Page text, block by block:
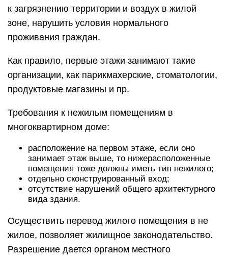
к загрязнению территории и воздух в жилой
зоне, нарушить условия нормального
проживания граждан.
Как правило, первые этажи занимают такие
организации, как парикмахерские, стоматологии,
продуктовые магазины и пр.
Требования к нежилым помещениям в
многоквартирном доме:
расположение на первом этаже, если оно
занимает этаж выше, то нижерасположенные
помещения тоже должны иметь тип нежилого;
отдельно сконструированный вход;
отсутствие нарушений общего архитектурного
вида здания.
Осуществить перевод жилого помещения в не
жилое, позволяет жилищное законодательство.
Разрешение дается органом местного